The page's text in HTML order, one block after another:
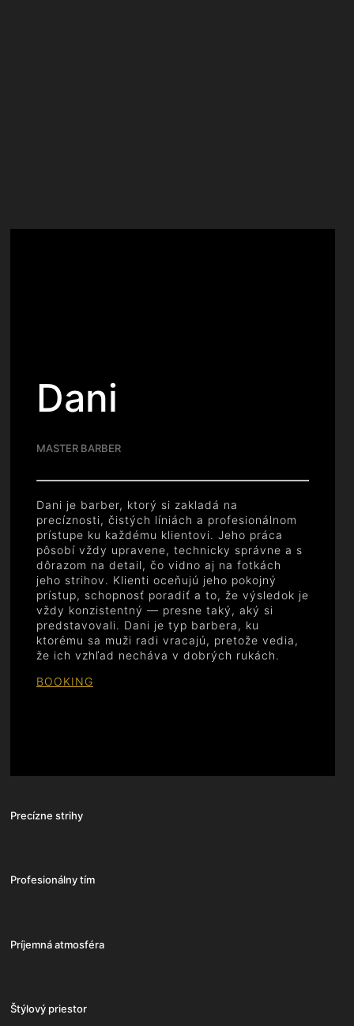
Dani
MASTER BARBER
Dani je barber, ktorý si zakladá na
precíznosti, čistých líniách a profesionálnom
prístupe ku každému klientovi. Jeho práca
pôsobí vždy upravene, technicky správne a s
dôrazom na detail, čo vidno aj na fotkách
jeho strihov. Klienti oceňujú jeho pokojný
prístup, schopnosť poradiť a to, že výsledok je
vždy konzistentný — presne taký, aký si
predstavovali. Dani je typ barbera, ku
ktorému sa muži radi vracajú, pretože vedia,
že ich vzhľad necháva v dobrých rukách.
BOOKING
Precízne strihy
Profesionálny tím
Príjemná atmosféra
Štýlový priestor